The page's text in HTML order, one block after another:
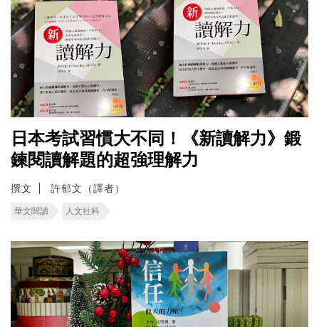
日本考試習慣大不同！《新讀解力》鍛
鍊閱讀解題的超強理解力
撰文 許郁文（譯者）
華文閱讀 人文社科